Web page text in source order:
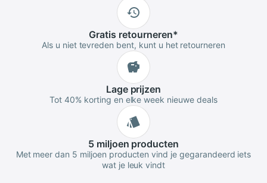
Gratis retourneren*
Als u niet tevreden bent, kunt u het retourneren
Lageprijzen
Tot 40% korting en elke week nieuwe deals
5 miljoen producten
Met meer dan 5 miljoen producten vind je gegarandeerd iets
wat je leuk vindt